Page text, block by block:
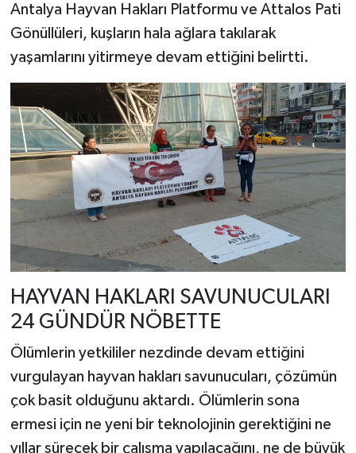
Antalya Hayvan Hakları Platformu ve Attalos Pati
Gönüllüleri, kuşların hala ağlara takılarak
yaşamlarını yitirmeye devam ettiğini belirtti.
HAYVAN HAKLARI SAVUNUCULARI
24 GÜNDÜR NÖBETTE
Ölümlerin yetkililer nezdinde devam ettiğini
vurgulayan hayvan hakları savunucuları, çözümün
çok basit olduğunu aktardı. Ölümlerin sona
ermesi için ne yeni bir teknolojinin gerektiğini ne
yıllar sürecek bir çalışma yapılacağını, ne de büyük